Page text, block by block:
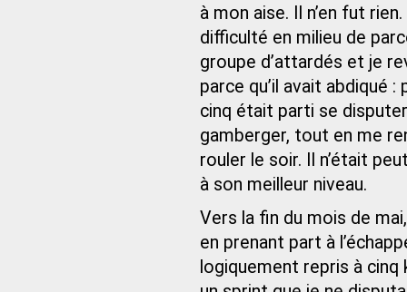
à mon aise. Il n’en fut
difficulté en milieu de
groupe d’attardés et je
parce qu’il avait abdiqué
cinq était parti se
gamberger, tout en me
rouler le soir. Il n’était
à son meilleur niveau.
Vers la fin du mois de
en prenant part à
logiquement repris à